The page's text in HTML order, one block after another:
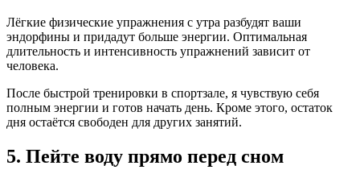
Лёгкие физические упражнения с утра разбудят ваши
эндорфины и придадут больше энергии. Оптимальная
длительность и интенсивность упражнений зависит от
человека.
После быстрой тренировки в спортзале, я чувствую себя
полным энергии и готов начать день. Кроме этого, остаток
дня остаётся свободен для других занятий.
5. Пейте воду прямо перед сном